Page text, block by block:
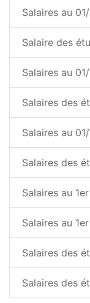
Salaires au
Salaire des
Salaires au
Salaires des
Salaires au
Salaires des
Salaires au
Salaires au
Salaires des
Salaires des